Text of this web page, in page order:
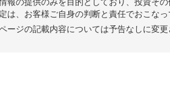
は、お客様ご自身の判断と責任でおこな
ージの記載内容については予告なしに変